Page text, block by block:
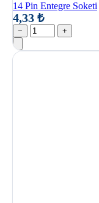
14 Pin Entegre Soketi
4,33 ₺
− +